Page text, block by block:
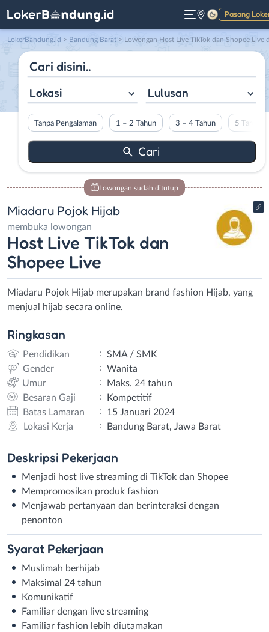
Pasang
Gelap
LokerBandung.id > Bandung Barat > Lowongan Host Live TikTok dan Shopee Live di Miadaru Pojok
Lokasi Lulusan
Tanpa Pengalaman 1 – 2 Tahun 3 – 4 Tahun 5 Tahun
Lowongan sudah ditutup
Miadaru Pojok Hijab
membuka lowongan
Host Live TikTok dan
Shopee Live
Miadaru Pojok Hijab merupakan brand fashion Hijab, yang
menjual hijab secara online.
Ringkasan
Pendidikan :
SMA / SMK
Gender
:
Wanita
Umur
:
Maks. 24 tahun
Besaran Gaji
:
Kompetitif
Batas Lamaran
:
15 Januari 2024
Lokasi Kerja
: Bandung Barat, Jawa Barat
Deskripsi Pekerjaan
Menjadi host live streaming di TikTok dan Shopee
Mempromosikan produk fashion
Menjawab pertanyaan dan berinteraksi dengan
penonton
Syarat Pekerjaan
Muslimah berhijab
Maksimal 24 tahun
Komunikatif
Familiar dengan live streaming
Familiar fashion lebih diutamakan